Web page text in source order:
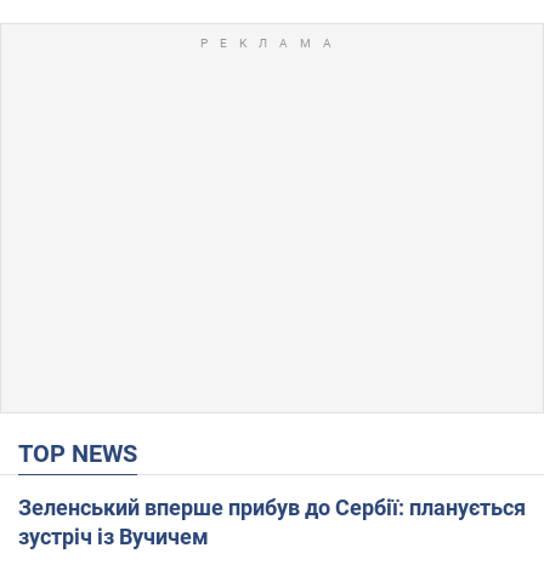
TOP NEWS
Зеленський вперше прибув до Сербії: планується
зустріч із Вучичем